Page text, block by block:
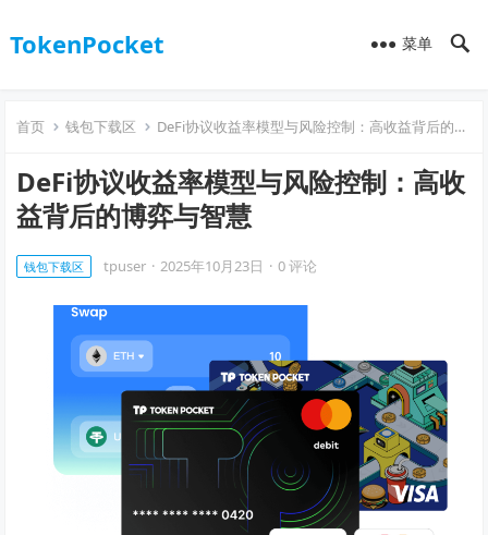
TokenPocket 菜单
首页 钱包下载区 DeFi协议收益率模型与风险控制：高收益背后的博弈与智慧
DeFi协议收益率模型与风险控制：高收
益背后的博弈与智慧
钱包下载区 tpuser · 2025年10月23日 · 0 评论